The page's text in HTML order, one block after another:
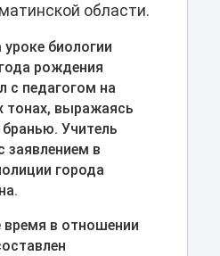
области.
биологии
рождения
с педагогом на
выражаясь
бранью. Учитель
заявлением в
города
время в отношении